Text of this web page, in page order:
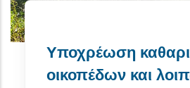
Υποχρέωση
οικοπέδων και